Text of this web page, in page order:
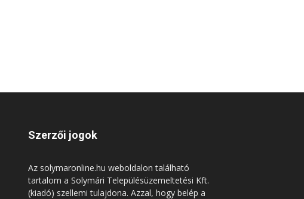
Szerzői jogok
Az solymaronline.hu weboldalon található
tartalom a Solymári Településüzemeltetési Kft.
(kiadó) szellemi tulajdona. Azzal, hogy belép a